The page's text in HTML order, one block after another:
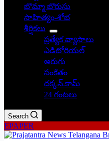
బొమ్మా బొరుసు
సాహిత్యం-శోభ
శీర్షికలు
ప్రత్యేక వ్యాసాలు
ఎడిటోరియల్
అరుగు
సంకేతం
దక్కన్.కామ్
24 గంటలు
Search
EPAPER